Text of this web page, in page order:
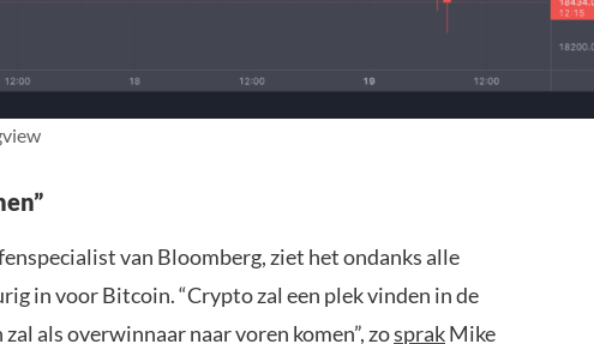
van Bloomberg, ziet het ondanks alle
in voor Bitcoin. “Crypto zal een plek vinden in de
als overwinnaar naar voren komen”, zosprakMike